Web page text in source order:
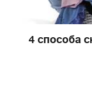
4 способа